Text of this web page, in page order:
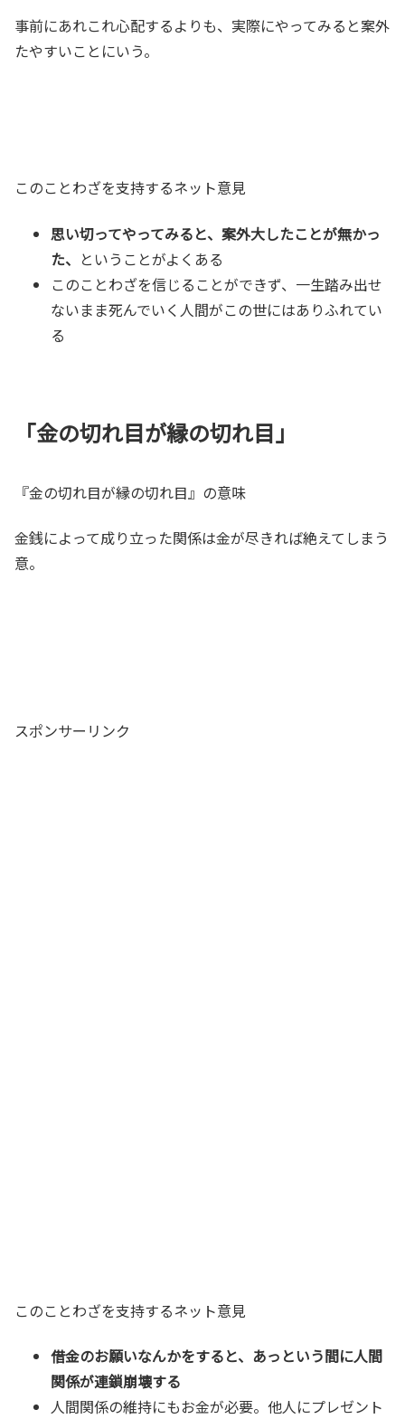
事前にあれこれ心配するよりも、実際にやってみると案外
たやすいことにいう。
このことわざを支持するネット意見
思い切ってやってみると、案外大したことが無かっ
た、 ということがよくある
このことわざを信じることができず、一生踏み出せ
ないまま死んでいく人間がこの世にはありふれてい
る
「金の切れ目が縁の切れ目」
『金の切れ目が縁の切れ目』の意味
金銭によって成り立った関係は金が尽きれば絶えてしまう
意。
スポンサーリンク
このことわざを支持するネット意見
借金のお願いなんかをすると、あっという間に人間
関係が連鎖崩壊する
人間関係の維持にもお金が必要。他人にプレゼント